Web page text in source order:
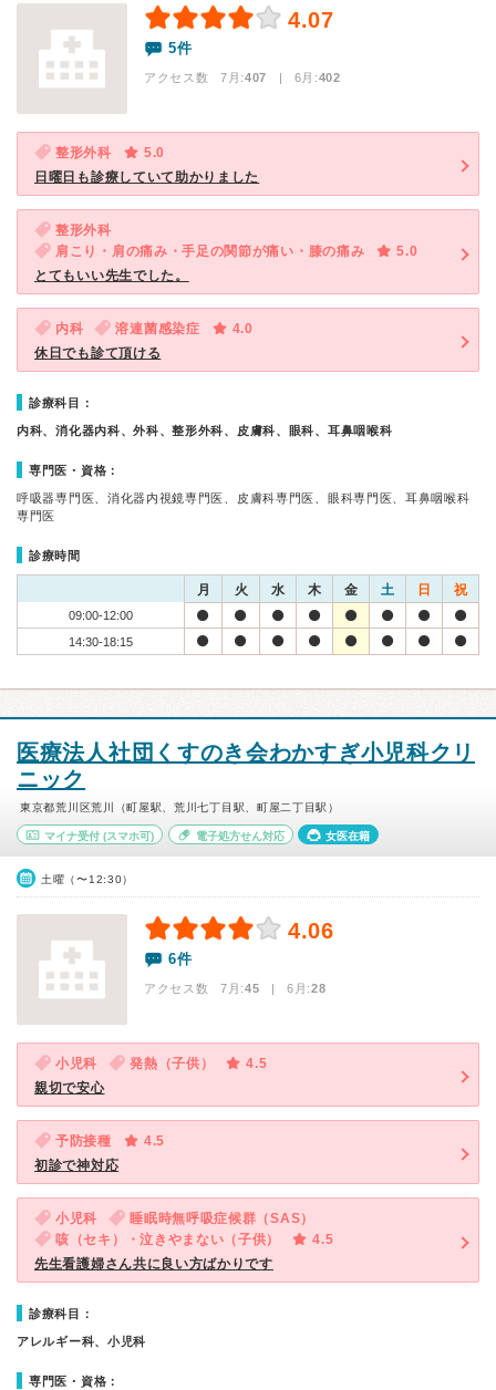
4.07
5件
アクセス数 7月:407 | 6月:402
整形外科
5.0
日曜日も診療していて助かりました
整形外科
肩こり・肩の痛み・手足の関節が痛い・膝の痛み
5.0
とてもいい先生でした。
内科 溶連菌感染症
4.0
休日でも診て頂ける
診療科目：
内科、消化器内科、外科、整形外科、皮膚科、眼科、耳鼻咽喉科
専門医・資格：
呼吸器専門医、消化器内視鏡専門医、皮膚科専門医、眼科専門医、耳鼻咽喉科
専門医
診療時間
月 火 水 木 金 土 日 祝
09:00-12:00
14:30-18:15
医療法人社団くすのき会わかすぎ小児科クリ
ニック
東京都荒川区荒川（町屋駅、荒川七丁目駅、町屋二丁目駅）
マイナ受付 (スマホ可) 電子処方せん対応 女医在籍
土曜（〜12:30）
4.06
6件
アクセス数 7月:45 | 6月:28
小児科 発熱（子供）
4.5
親切で安心
予防接種
4.5
初診で神対応
小児科
睡眠時無呼吸症候群（SAS）
咳（セキ）・泣きやまない（子供）
4.5
先生看護婦さん共に良い方ばかりです
診療科目：
アレルギー科、小児科
専門医・資格：